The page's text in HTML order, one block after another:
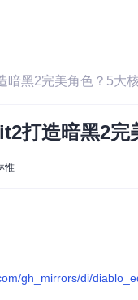
暗黑2完美角色？5大
打造暗黑2完
惟
gh_mirrors/di/